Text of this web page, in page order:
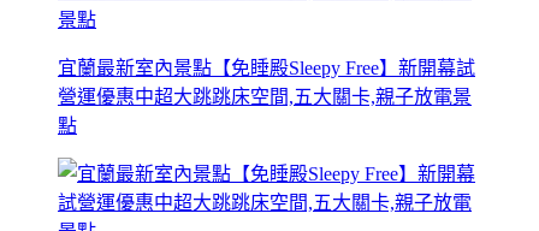
宜蘭最新室內景點【免睡殿Sleepy Free】新開幕試
營運優惠中超大跳跳床空間,五大關卡,親子放電景
點